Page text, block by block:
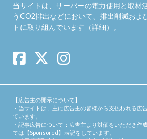
当サイトは、サーバーの電力使用と取材
うCO2排出などにおいて、排出削減およ
トに取り組んでいます（詳細）。
【広告主の開示について】
・当サイトは、主に広告主の皆様から支払われる広
ています。
・記事広告について：広告主より対価をいただき作
ては【Sponsored】表記をしています。